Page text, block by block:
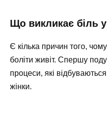
Що викликає біль
Є кілька причин того,
боліти живіт. Спершу
процеси, які
жінки.